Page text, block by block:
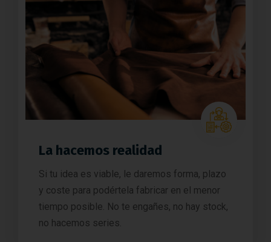
La hacemos realidad
Si tu idea es viable, le daremos forma, plazo
y coste para podértela fabricar en el menor
tiempo posible. No te engañes, no hay stock,
no hacemos series.